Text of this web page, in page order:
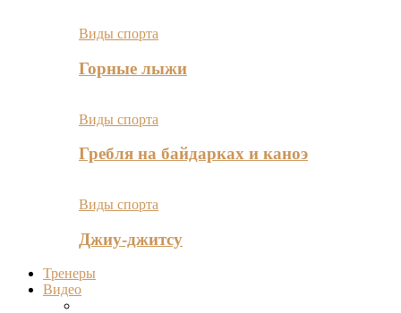
Виды спорта
Горные лыжи
Виды спорта
Гребля на байдарках и каноэ
Виды спорта
Джиу-джитсу
Тренеры
Видео